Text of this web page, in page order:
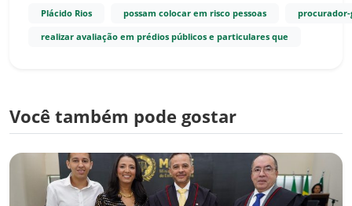
Plácido Rios possam colocar em risco pessoas procurador-
realizar avaliação em prédios públicos e particulares que
Você também pode gostar